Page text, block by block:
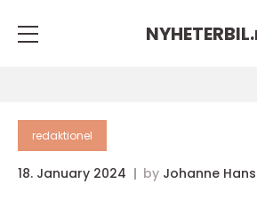
NYHETERBIL.
redaktionel
18. January 2024 by Johanne